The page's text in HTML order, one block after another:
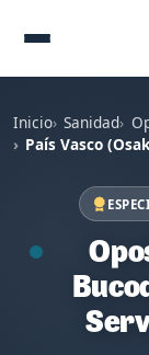
Inicio Sanidad
País Vasco